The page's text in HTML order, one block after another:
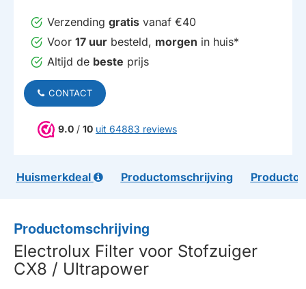
Verzending gratis vanaf €40
Voor 17 uur besteld, morgen in huis*
Altijd de beste prijs
CONTACT
9.0 / 10 uit 64883 reviews
Huismerkdeal Productomschrijving
Productomschrijving
Electrolux Filter voor Stofzuiger
CX8 / Ultrapower